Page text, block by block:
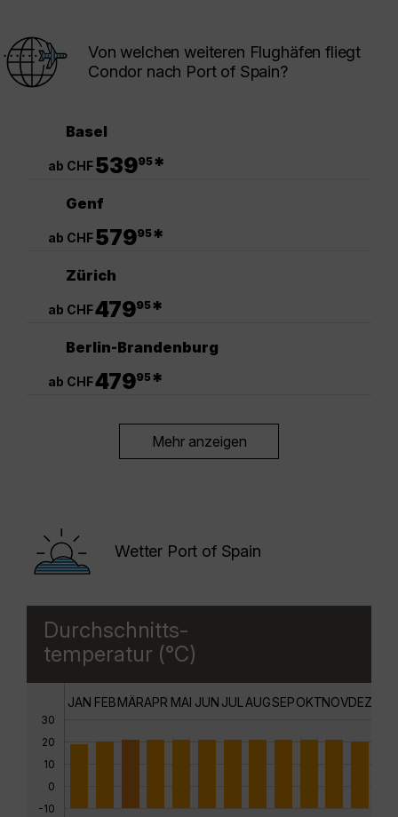
Von welchen weiteren Flughäfen fliegt
Condor nach Port of Spain?
Basel
ab CHF53995*
Genf
ab CHF57995*
Zürich
ab CHF47995*
Berlin-Brandenburg
ab CHF47995*
Mehr anzeigen
Wetter Port of Spain
Durchschnitts-
temperatur (°C)
30
20
10
0
-10
JAN FEBMÄRAPR MAI JUN JUL AUGSEPOKTNOVDEZ